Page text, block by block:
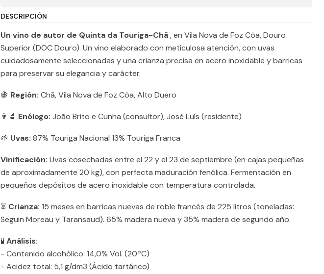
DESCRIPCIÓN
Un vino de autor de Quinta da Touriga-Chã, en Vila Nova de Foz Côa, Douro
Superior (DOC Douro). Un vino elaborado con meticulosa atención, con uvas
cuidadosamente seleccionadas y una crianza precisa en acero inoxidable y barricas
para preservar su elegancia y carácter.
🍇 Región: Chã, Vila Nova de Foz Côa, Alto Duero
👨‍🔬 Enólogo: João Brito e Cunha (consultor), José Luís (residente)
🌱 Uvas: 87% Touriga Nacional 13% Touriga Franca
Vinificación: Uvas cosechadas entre el 22 y el 23 de septiembre (en cajas pequeñas
de aproximadamente 20 kg), con perfecta maduración fenólica. Fermentación en
pequeños depósitos de acero inoxidable con temperatura controlada.
⏳ Crianza: 15 meses en barricas nuevas de roble francés de 225 litros (toneladas:
Seguin Moreau y Taransaud). 65% madera nueva y 35% madera de segundo año.
🧪 Análisis:
- Contenido alcohólico: 14,0% Vol. (20ºC)
- Acidez total: 5,1 g/dm3 (Ácido tartárico)